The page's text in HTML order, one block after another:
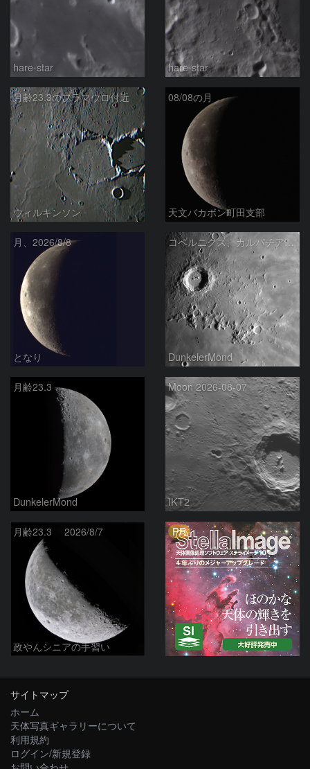
hare-star hare-star
月齢23.3のフラマウロ付近
ウィルキンソン
08/08の月
天文バカボン町田支部
月、2026/8/8
となり
コペルニクス、カルパチア山脈付近
DunkelerMond
月齢23.3
DunkelerMond
Moon 2026-08-07
IKT2
月齢23.3 2026/8/7
政やんシニアの手習い
PR
サイトマップ
ホーム
天体写真ギャラリーについて
利用規約
ログイン/新規登録